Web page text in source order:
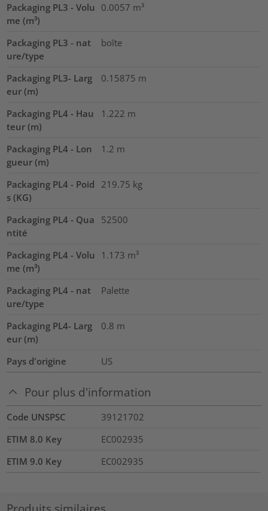
Packaging PL3 - Volu
me (m³)
0.0057 m³
Packaging PL3 - nat
ure/type
boîte
Packaging PL3- Larg
eur (m)
0.15875 m
Packaging PL4 - Hau
teur (m)
1.222 m
Packaging PL4 - Lon
gueur (m)
1.2 m
Packaging PL4 - Poid
s (KG)
219.75 kg
Packaging PL4 - Qua
ntité
52500
Packaging PL4 - Volu
me (m³)
1.173 m³
Packaging PL4 - nat
ure/type
Palette
Packaging PL4- Larg
eur (m)
0.8 m
Pays d'origine US
Pour plus d'information
Code UNSPSC
39121702
ETIM 8.0 Key
EC002935
ETIM 9.0 Key
EC002935